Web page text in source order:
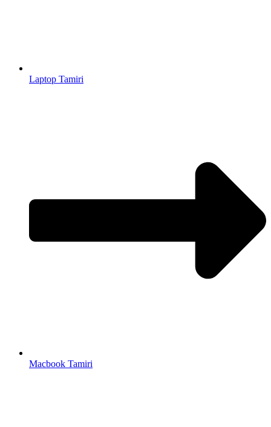
Laptop Tamiri
Macbook Tamiri